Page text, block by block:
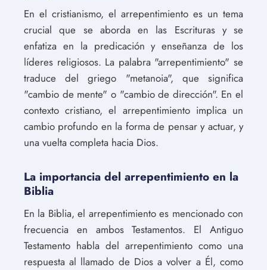
En el cristianismo, el arrepentimiento es un tema
crucial que se aborda en las Escrituras y se
enfatiza en la predicación y enseñanza de los
líderes religiosos. La palabra "arrepentimiento" se
traduce del griego "metanoia", que significa
"cambio de mente" o "cambio de dirección". En el
contexto cristiano, el arrepentimiento implica un
cambio profundo en la forma de pensar y actuar, y
una vuelta completa hacia Dios.
La importancia del arrepentimiento en la
Biblia
En la Biblia, el arrepentimiento es mencionado con
frecuencia en ambos Testamentos. El Antiguo
Testamento habla del arrepentimiento como una
respuesta al llamado de Dios a volver a Él, como